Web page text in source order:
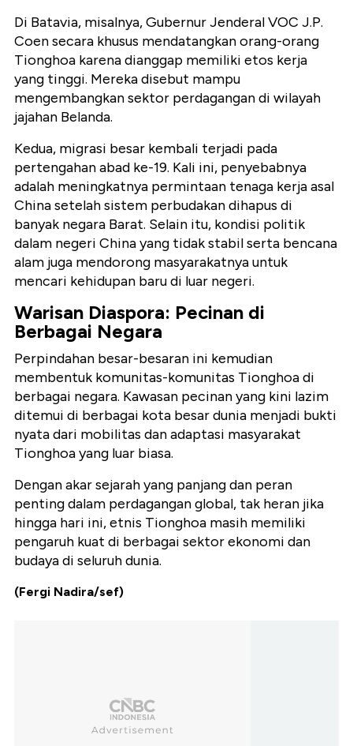
Di Batavia, misalnya, Gubernur Jenderal VOC J.P.
Coen secara khusus mendatangkan orang-orang
Tionghoa karena dianggap memiliki etos kerja
yang tinggi. Mereka disebut mampu
mengembangkan sektor perdagangan di wilayah
jajahan Belanda.
Kedua, migrasi besar kembali terjadi pada
pertengahan abad ke-19. Kali ini, penyebabnya
adalah meningkatnya permintaan tenaga kerja asal
China setelah sistem perbudakan dihapus di
banyak negara Barat. Selain itu, kondisi politik
dalam negeri China yang tidak stabil serta bencana
alam juga mendorong masyarakatnya untuk
mencari kehidupan baru di luar negeri.
Warisan Diaspora: Pecinan di
Berbagai Negara
Perpindahan besar-besaran ini kemudian
membentuk komunitas-komunitas Tionghoa di
berbagai negara. Kawasan pecinan yang kini lazim
ditemui di berbagai kota besar dunia menjadi bukti
nyata dari mobilitas dan adaptasi masyarakat
Tionghoa yang luar biasa.
Dengan akar sejarah yang panjang dan peran
penting dalam perdagangan global, tak heran jika
hingga hari ini, etnis Tionghoa masih memiliki
pengaruh kuat di berbagai sektor ekonomi dan
budaya di seluruh dunia.
(Fergi Nadira/sef)